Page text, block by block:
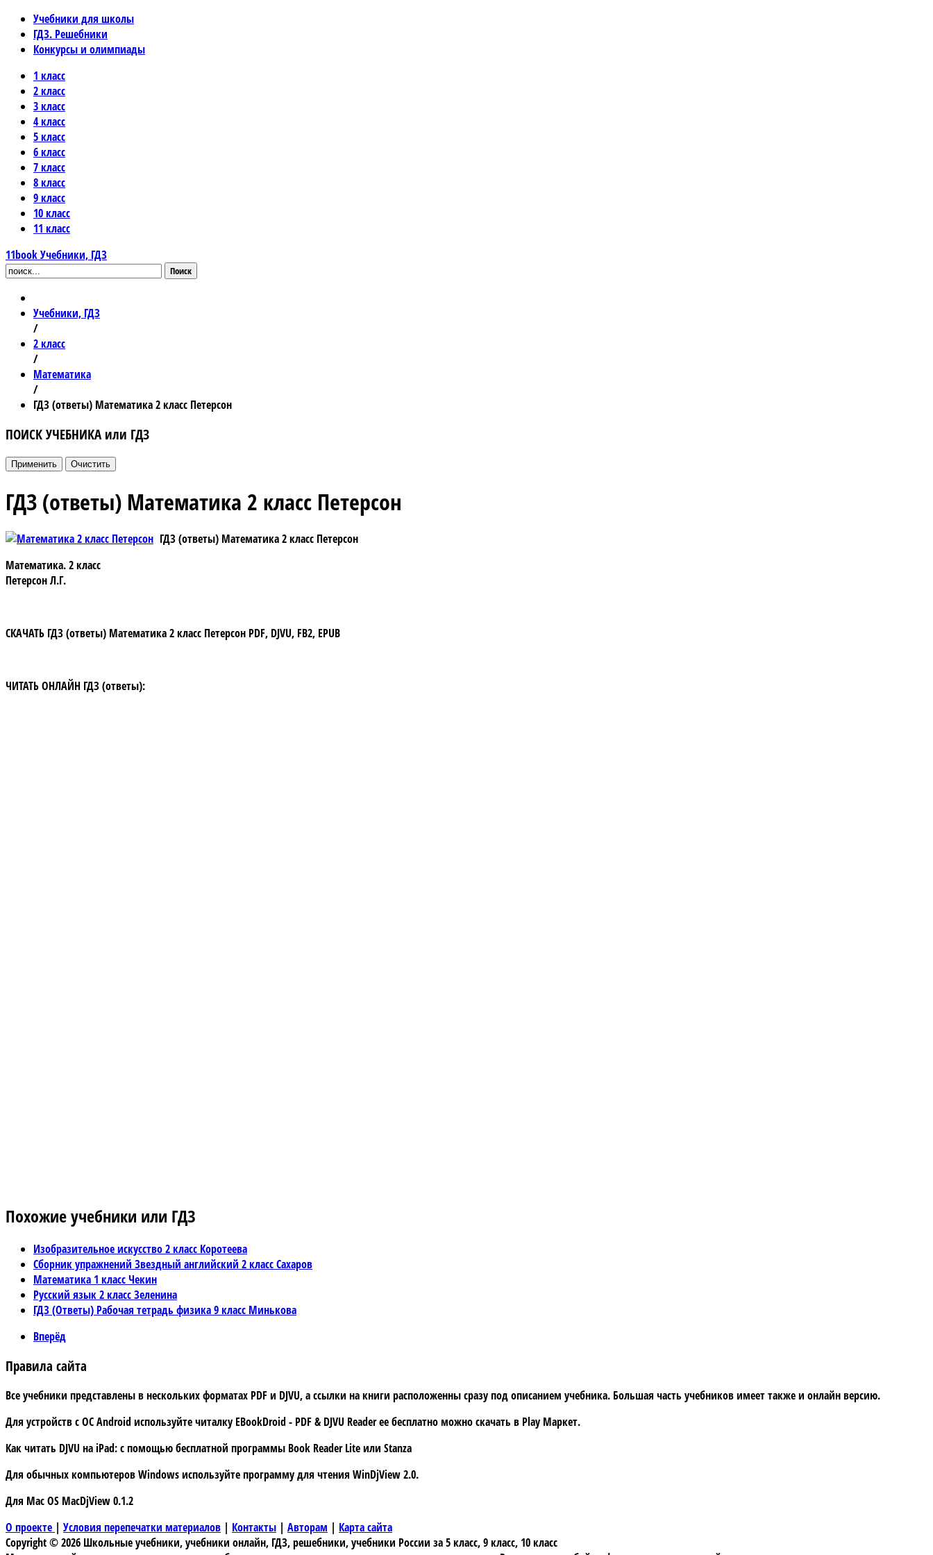
Учебники для школы
ГДЗ. Решебники
Конкурсы и олимпиады
1 класс
2 класс
3 класс
4 класс
5 класс
6 класс
7 класс
8 класс
9 класс
10 класс
11 класс
11bookУчебники, ГДЗ
Поиск
Учебники, ГДЗ
/
2 класс
/
Математика
/
ГДЗ (ответы) Математика 2 класс Петерсон
ПОИСК УЧЕБНИКА или ГДЗ
ГДЗ (ответы) Математика 2 класс Петерсон
ГДЗ (ответы) Математика 2 класс Петерсон
Математика. 2 класс
Петерсон Л.Г.
СКАЧАТЬ ГДЗ (ответы) Математика 2 класс Петерсон PDF, DJVU, FB2, EPUB
ЧИТАТЬ ОНЛАЙН ГДЗ (ответы):
Похожие учебники или ГДЗ
Изобразительное искусство 2 класс Коротеева
Сборник упражнений Звездный английский 2 класс Сахаров
Математика 1 класс Чекин
Русский язык 2 класс Зеленина
ГДЗ (Ответы) Рабочая тетрадь физика 9 класс Минькова
Вперёд
Правила сайта
Все учебники представлены в нескольких форматах PDF и DJVU, а ссылки на книги расположенны сразу под описанием учебника. Большая часть учебников имеет также и онлайн версию.
Для устройств сОС Android используйте читалку EBookDroid - PDF & DJVU Readerее бесплатно можно скачать в Play Маркет.
Как читать DJVU на iPad:с помощью бесплатной программы Book Reader Liteили Stanza
Для обычных компьютеров Windows используйте программу для чтения WinDjView 2.0.
Для Mac OS MacDjView 0.1.2
О проекте | Условия перепечатки материалов | Контакты | Авторам | Карта сайта
Copyright © 2026 Школьные учебники, учебники онлайн, ГДЗ, решебники, учебники России за 5 класс, 9 класс, 10 класс